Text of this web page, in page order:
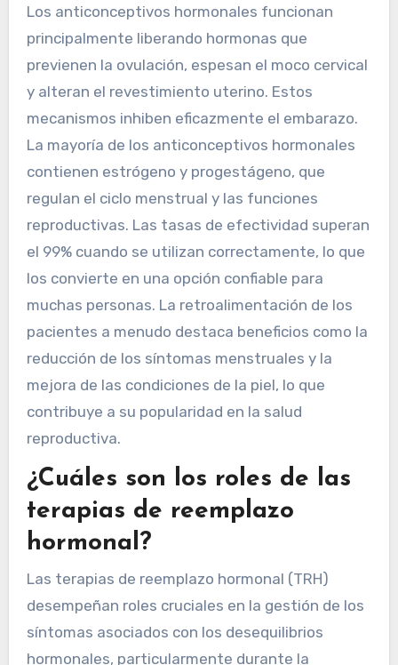
Los anticonceptivos hormonales funcionan
principalmente liberando hormonas que
previenen la ovulación, espesan el moco cervical
y alteran el revestimiento uterino. Estos
mecanismos inhiben eficazmente el embarazo.
La mayoría de los anticonceptivos hormonales
contienen estrógeno y progestágeno, que
regulan el ciclo menstrual y las funciones
reproductivas. Las tasas de efectividad superan
el 99% cuando se utilizan correctamente, lo que
los convierte en una opción confiable para
muchas personas. La retroalimentación de los
pacientes a menudo destaca beneficios como la
reducción de los síntomas menstruales y la
mejora de las condiciones de la piel, lo que
contribuye a su popularidad en la salud
reproductiva.
¿Cuáles son los roles de las
terapias de reemplazo
hormonal?
Las terapias de reemplazo hormonal (TRH)
desempeñan roles cruciales en la gestión de los
síntomas asociados con los desequilibrios
hormonales, particularmente durante la